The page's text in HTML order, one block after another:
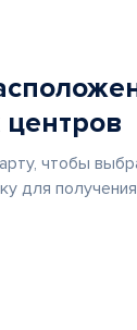
чтобы
для